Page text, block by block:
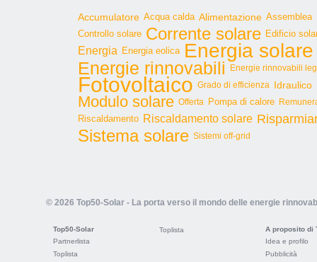
Accumulatore Acqua calda Alimentazione Assemblea
Controllo solare Corrente solare Edificio
Energia Energia eolica Energia solare
Energie rinnovabili Energie rinnovabili
Fotovoltaico Grado di efficienza Idraulico
Modulo solare Offerta Pompa di calore
Riscaldamento Riscaldamento solare
Sistema solare Sistemi off-grid
© 2026 Top50-Solar - La porta verso il mondo delle energie
Top50-Solar
Partnerlista
Toplista
Toplista
A proposito di
Idea e profilo
Pubblicità